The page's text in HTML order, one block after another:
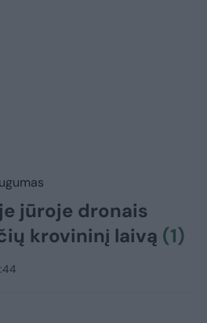
jūroje dronais
krovininį laivą (1)